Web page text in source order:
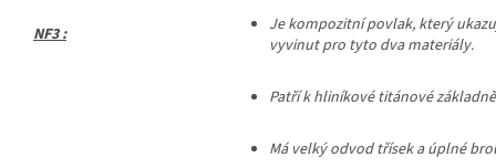
NF3 : Jekompozitní povlak, který
vyvinut pro tyto dva materiály.
Patří k hliníkové titánové
Má velký odvod třísek a úplné